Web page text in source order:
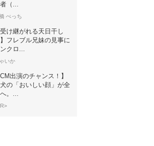
（...
ぺっち
受け継がれる天日干し
フレブル兄妹の見事に
クロ...
いか
CM出演のチャンス！】
の「おいしい顔」が全
。...